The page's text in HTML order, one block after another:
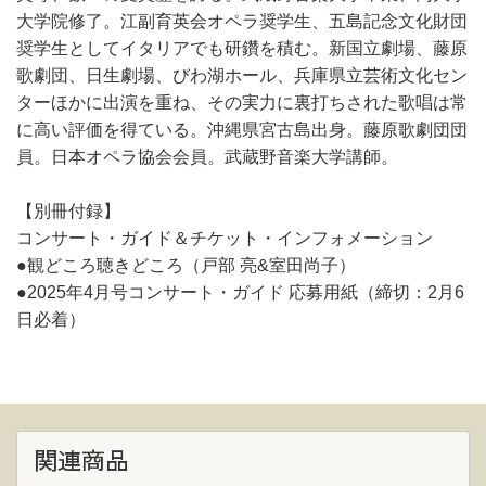
大学院修了。江副育英会オペラ奨学生、五島記念文化財団
奨学生としてイタリアでも研鑽を積む。新国立劇場、藤原
歌劇団、日生劇場、びわ湖ホール、兵庫県立芸術文化セン
ターほかに出演を重ね、その実力に裏打ちされた歌唱は常
に高い評価を得ている。沖縄県宮古島出身。藤原歌劇団団
員。日本オペラ協会会員。武蔵野音楽大学講師。
【別冊付録】
コンサート・ガイド＆チケット・インフォメーション
●観どころ聴きどころ（戸部 亮&室田尚子）
●2025年4月号コンサート・ガイド 応募用紙（締切：2月6
日必着）
関連商品